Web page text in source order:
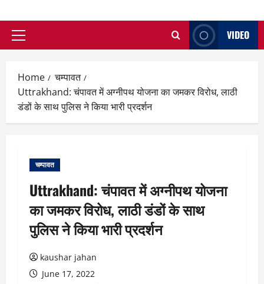
Primary
VIDEO
Home
चम्पावत
Uttrakhand: चंपावत में अग्नीपथ योजना का जमकर विरोध, लाठी
डंडों के साथ पुलिस ने किया भारी प्रदर्शन
चम्पावत
Uttrakhand: चंपावत में अग्नीपथ योजना
का जमकर विरोध, लाठी डंडों के साथ
पुलिस ने किया भारी प्रदर्शन
kaushar jahan
June 17, 2022